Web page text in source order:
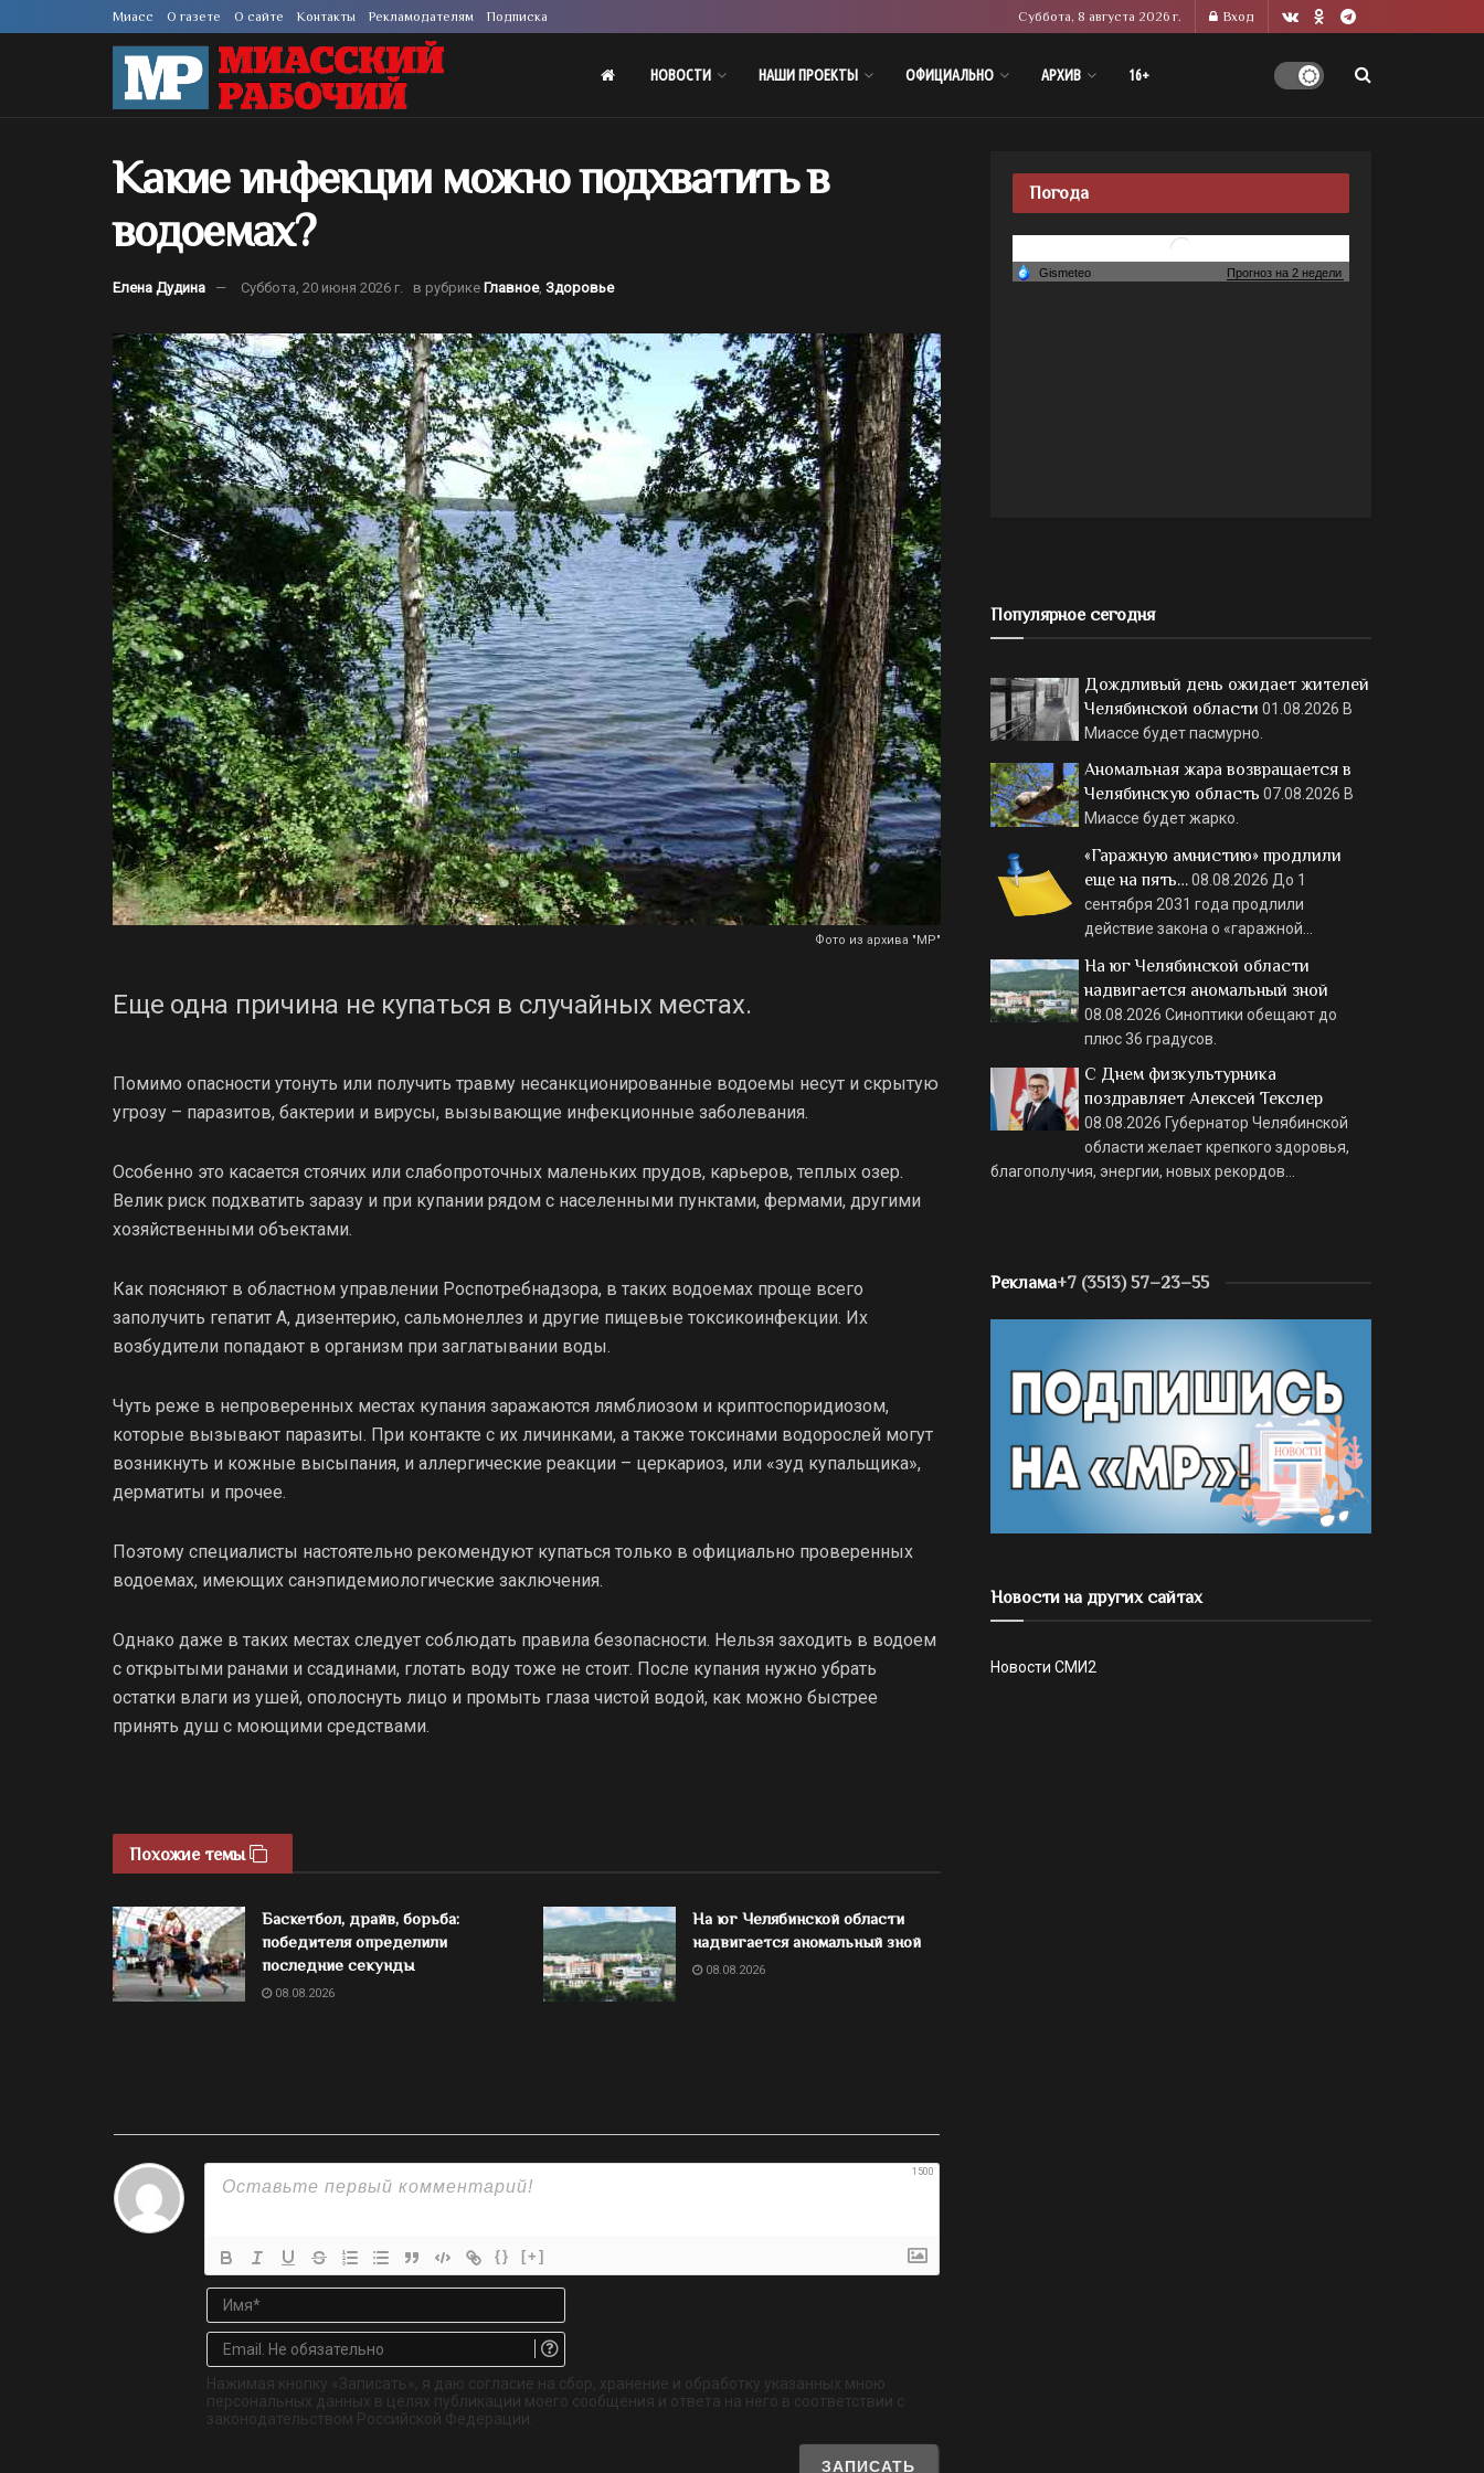
Миасс О газете О сайте Контакты Рекламодателям Подписка Суббота, 8 августа 2026 г. Вход
НОВОСТИ НАШИ ПРОЕКТЫ ОФИЦИАЛЬНО АРХИВ 16+
Какие инфекции можно подхватить в
водоемах?
Елена Дудина Суббота, 20 июня 2026 г. в рубрике Главное, Здоровье
Фото из архива "МР"
Еще одна причина не купаться в случайных местах.
Помимо опасности утонуть или получить травму несанкционированные водоемы несут и скрытую
угрозу – паразитов, бактерии и вирусы, вызывающие инфекционные заболевания.
Особенно это касается стоячих или слабопроточных маленьких прудов, карьеров, теплых озер.
Велик риск подхватить заразу и при купании рядом с населенными пунктами, фермами, другими
хозяйственными объектами.
Как поясняют в областном управлении Роспотребнадзора, в таких водоемах проще всего
заполучить гепатит А, дизентерию, сальмонеллез и другие пищевые токсикоинфекции. Их
возбудители попадают в организм при заглатывании воды.
Чуть реже в непроверенных местах купания заражаются лямблиозом и криптоспоридиозом,
которые вызывают паразиты. При контакте с их личинками, а также токсинами водорослей могут
возникнуть и кожные высыпания, и аллергические реакции – церкариоз, или «зуд купальщика»,
дерматиты и прочее.
Поэтому специалисты настоятельно рекомендуют купаться только в официально проверенных
водоемах, имеющих санэпидемиологические заключения.
Однако даже в таких местах следует соблюдать правила безопасности. Нельзя заходить в водоем
с открытыми ранами и ссадинами, глотать воду тоже не стоит. После купания нужно убрать
остатки влаги из ушей, ополоснуть лицо и промыть глаза чистой водой, как можно быстрее
принять душ с моющими средствами.
Похожие темы
Баскетбол, драйв, борьба:
победителя определили
последние секунды
08.08.2026
На юг Челябинской области
надвигается аномальный зной
08.08.2026
1500
{} [+]
Имя*
Email.
обязательно
Нажимая кнопку «Записать», я даю согласие на сбор, хранение и обработку указанных мною
персональных данных в целях публикации моего сообщения и ответа на него в соответствии с
законодательством Российской Федерации.
Погода
Популярное сегодня
Дождливый день ожидает жителей
Челябинской области 01.08.2026 В
Миассе будет пасмурно.
Аномальная жара возвращается в
Челябинскую область 07.08.2026 В
Миассе будет жарко.
«Гаражную амнистию» продлили
еще на пять…08.08.2026 До 1
сентября 2031 года продлили
действие закона о «гаражной…
На юг Челябинской области
надвигается аномальный зной
08.08.2026 Синоптики обещают до
плюс 36 градусов.
С Днем физкультурника
поздравляет Алексей Текслер
08.08.2026 Губернатор Челябинской
области желает крепкого здоровья,
благополучия, энергии, новых рекордов…
Реклама+7 (3513) 57–23–55
Новости на других сайтах
Новости СМИ2